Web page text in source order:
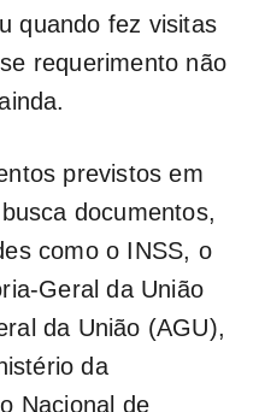
quando fez visitas
requerimento não
previstos em
documentos,
como o INSS, o
Geral da União
da União (AGU),
da
Nacional de